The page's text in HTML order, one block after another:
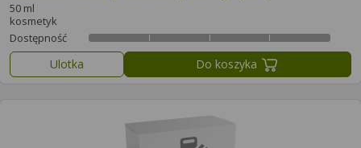
50 ml
kosmetyk
Dostępność
Ulotka Do koszyka